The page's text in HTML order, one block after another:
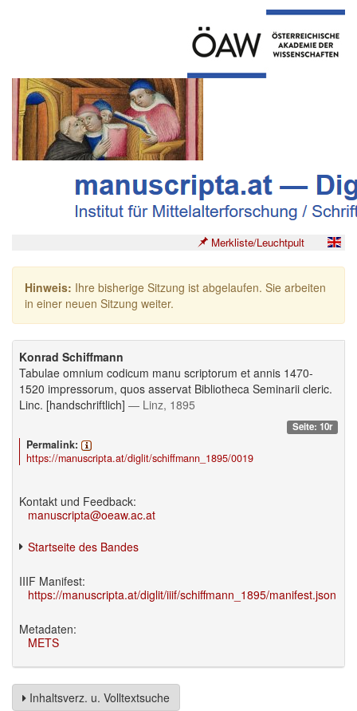
Merkliste/Leuchtpult
Hinweis: Ihre bisherige Sitzung ist abgelaufen. Sie arbeiten
in einer neuen Sitzung weiter.
Konrad Schiffmann
Tabulae omnium codicum manu scriptorum et annis 1470-
1520 impressorum, quos asservat Bibliotheca Seminarii cleric.
Linc. [handschriftlich] — Linz, 1895
Seite: 10r
Permalink:
https://manuscripta.at/diglit/schiffmann_1895/0019
Kontakt und Feedback:
manuscripta@oeaw.ac.at
Startseite des Bandes
IIIF Manifest:
https://manuscripta.at/diglit/iiif/schiffmann_1895/manifest.json
Metadaten:
METS
Inhaltsverz. u. Volltextsuche